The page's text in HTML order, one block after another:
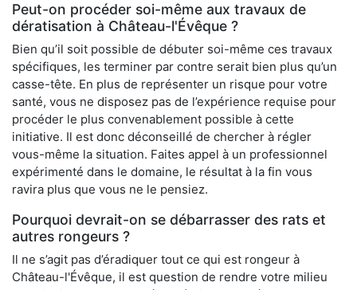
Peut-on procéder soi-même aux travaux de
dératisation à Château-l'Évêque ?
Bien qu’il soit possible de débuter soi-même ces travaux
spécifiques, les terminer par contre serait bien plus qu’un
casse-tête. En plus de représenter un risque pour votre
santé, vous ne disposez pas de l’expérience requise pour
procéder le plus convenablement possible à cette
initiative. Il est donc déconseillé de chercher à régler
vous-même la situation. Faites appel à un professionnel
expérimenté dans le domaine, le résultat à la fin vous
ravira plus que vous ne le pensiez.
Pourquoi devrait-on se débarrasser des rats et
autres rongeurs ?
Il ne s’agit pas d’éradiquer tout ce qui est rongeur à
Château-l'Évêque, il est question de rendre votre milieu